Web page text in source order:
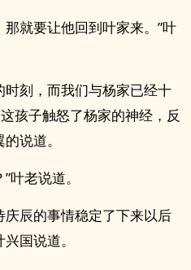
就要让他回到叶家来。”叶
时刻，而我们与杨家已经十
孩子触怒了杨家的神经，反
说道。
叶老说道。
庆辰的事情稳定了下来以后
国说道。